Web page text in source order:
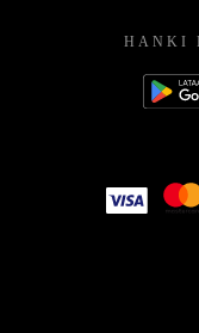
HANKI